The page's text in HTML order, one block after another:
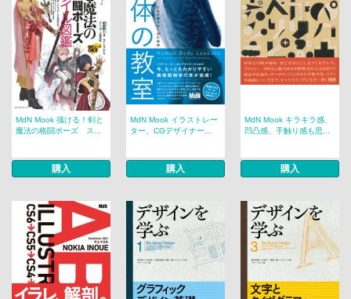
MdN Mook 描ける！剣と
魔法の格闘ポーズ ス...
購入
MdN Mook イラストレー
ター、CGデザイナー...
購入
MdN Mook キラキラ感、
凹凸感、手触り感も思...
購入